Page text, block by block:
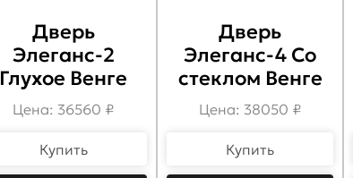
Дверь
Элеганс-2
Глухое Венге
Цена: 36560 ₽
Купить
Дверь
Элеганс-4 Со
стеклом Венге
Цена: 38050 ₽
Купить